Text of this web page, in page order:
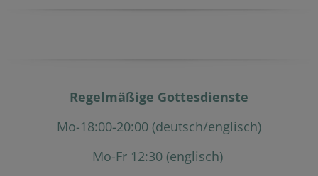
Regelmäßige Gottesdienste
Mo-18:00-20:00 (deutsch/englisch)
Mo-Fr 12:30 (englisch)